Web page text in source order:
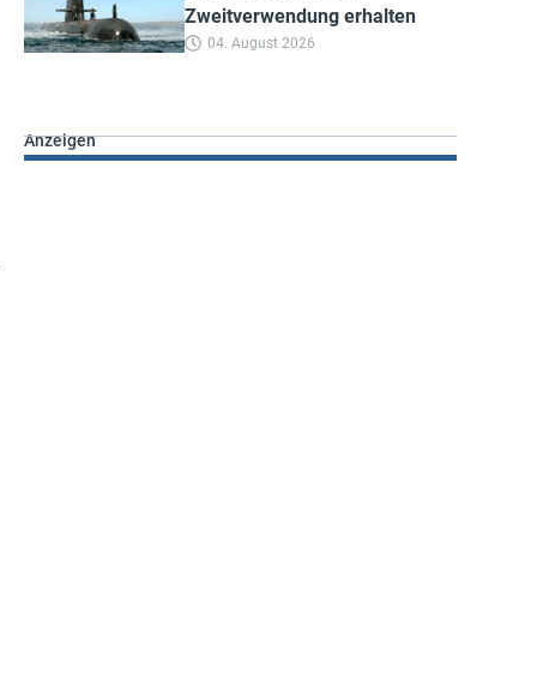
Zweitverwendung erhalten
04. August 2026
Anzeigen